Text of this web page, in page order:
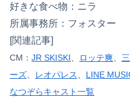
好きな食べ物：ニラ
所属事務所：フォスター
[関連記事]
CM： JR SKISKI ロッテ爽
ーズ
レオパレス LINE
なつぞらキャスト一覧